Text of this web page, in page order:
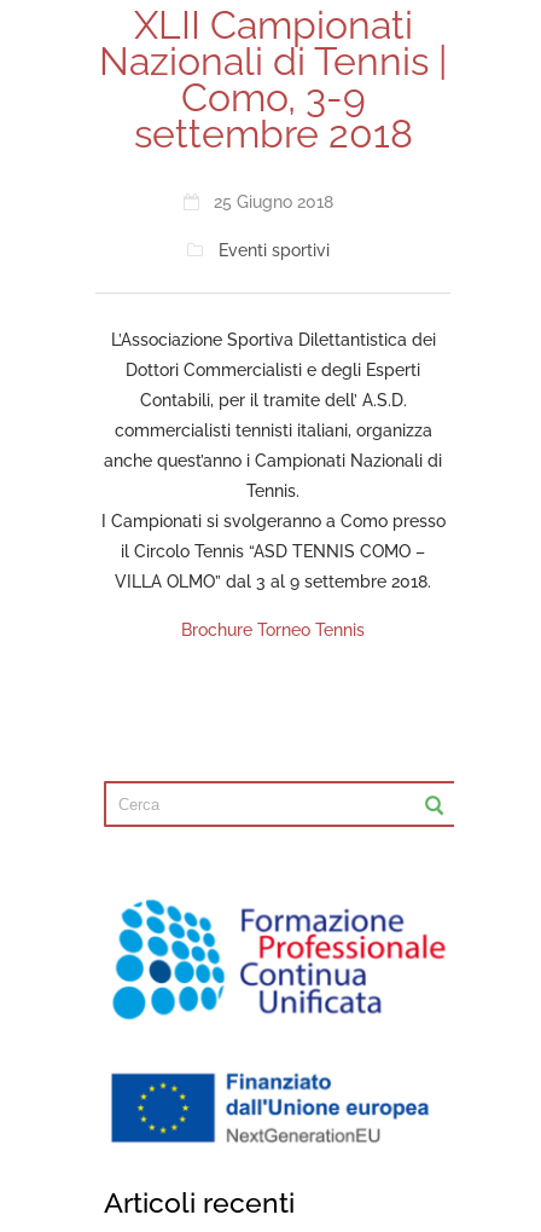
XLII Campionati
Nazionali di Tennis |
Como, 3-9
settembre 2018
25 Giugno 2018
Eventi sportivi
L’Associazione Sportiva Dilettantistica dei
Dottori Commercialisti e degli Esperti
Contabili, per il tramite dell’ A.S.D.
commercialisti tennisti italiani, organizza
anche quest’anno i Campionati Nazionali di
Tennis.
I Campionati si svolgeranno a Como presso
il Circolo Tennis “ASD TENNIS COMO –
VILLA OLMO” dal 3 al 9 settembre 2018.
Brochure Torneo Tennis
Articoli recenti